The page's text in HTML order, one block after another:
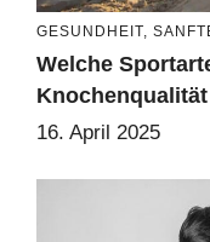
GESUNDHEIT,
Welche
16. April 2025